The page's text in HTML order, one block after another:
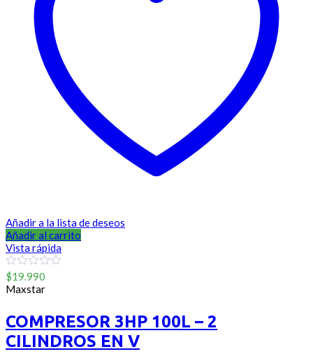
Añadir a la lista de deseos
Añadir al carrito
Vista rápida
0
out
of
$19.990
Maxstar
COMPRESOR 3HP 100L – 2
CILINDROS EN V